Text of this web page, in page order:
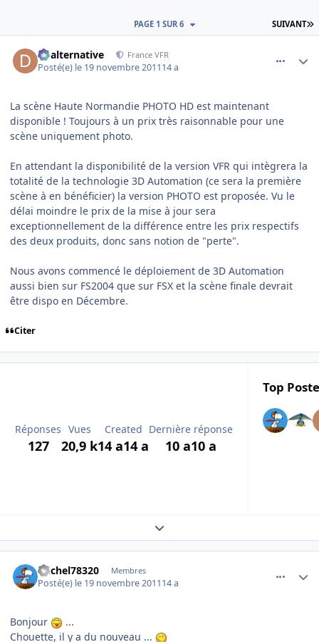
SUIVANT
PAGE 1 SUR 6
dbalternative France VFR
Posté(e) le 19 novembre 201114 a
La scène Haute Normandie PHOTO HD est maintenant
disponible ! Toujours à un prix très raisonnable pour une
scène uniquement photo.
En attendant la disponibilité de la version VFR qui intègrera la
totalité de la technologie 3D Automation (ce sera la première
scène à en bénéficier) la version PHOTO est proposée. Vu le
délai moindre le prix de la mise à jour sera
exceptionnellement de la différence entre les prix respectifs
des deux produits, donc sans notion de "perte".
Nous avons commencé le déploiement de 3D Automation
aussi bien sur FS2004 que sur FSX et la scène finale devrait
être dispo en Décembre.
Citer
Réponses
127
Vues
20,9 k
Created
14 a14 a
Dernière réponse
10 a10 a
Top
Expand topic overview
michel78320 Membres
Posté(e) le 19 novembre 201114 a
Bonjour
...
Chouette, il y a du nouveau ...